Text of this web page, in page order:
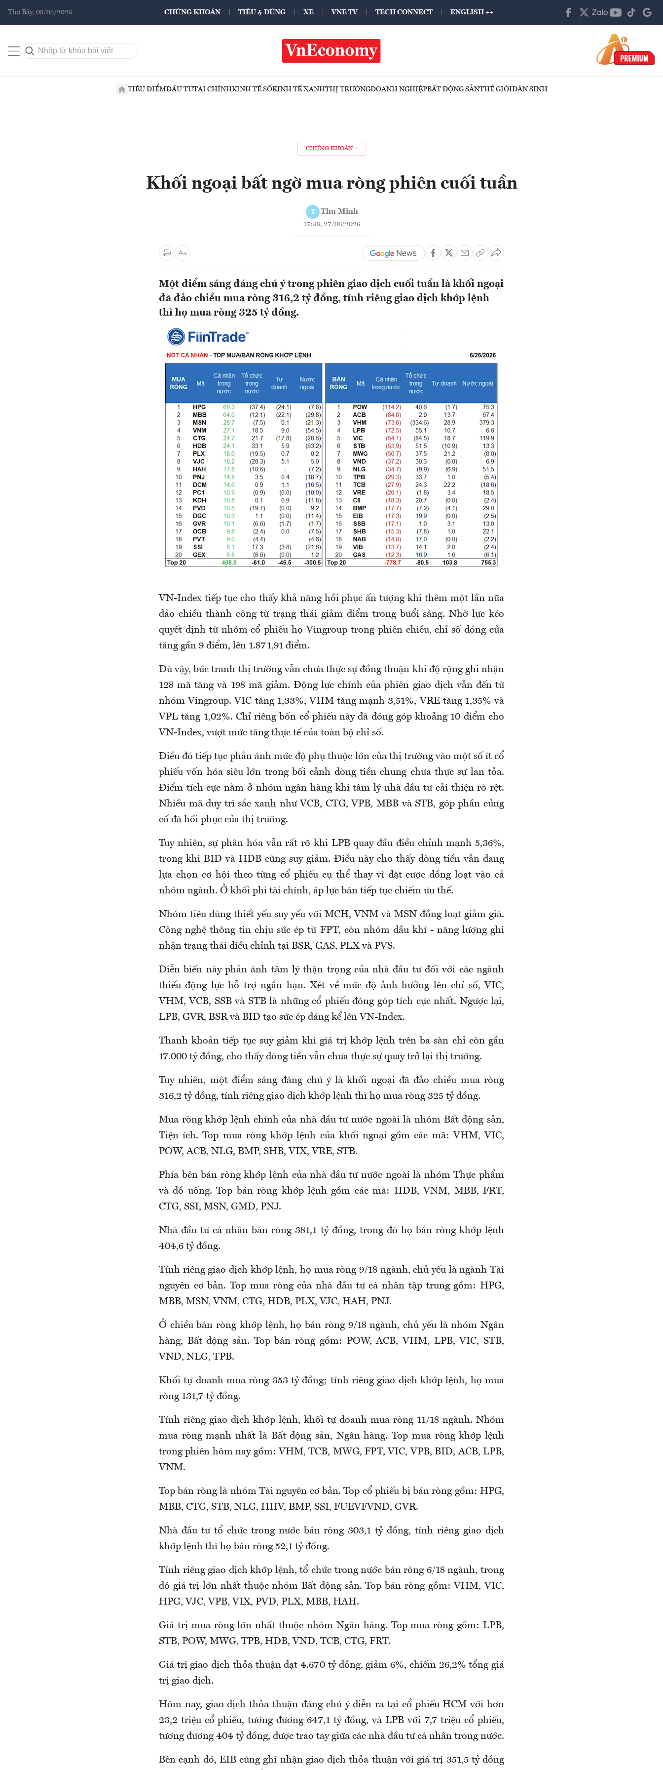
Thứ Bảy, 08/08/2026 CHỨNG KHOÁN TIÊU & DÙNG XE VNE TV TECH CONNECT ENGLISH ++
TIÊU ĐIỂMĐẦU TƯTÀI CHÍNHKINH TẾ SỐKINH TẾ XANHTHỊ TRƯỜNGDOANH NGHIỆPBẤT ĐỘNG SẢNTHẾ GIỚIDÂN SINH
CHỨNG KHOÁN
Khối ngoại bất ngờ mua ròng phiên cuối tuần
T Thu Minh
17:38, 27/06/2026
Một điểm sáng đáng chú ý trong phiên giao dịch cuối tuần là khối ngoại
đã đảo chiều mua ròng 316,2 tỷ đồng, tính riêng giao dịch khớp lệnh
thì họ mua ròng 325 tỷ đồng.
VN-Index tiếp tục cho thấy khả năng hồi phục ấn tượng khi thêm một lần nữa
đảo chiều thành công từ trạng thái giảm điểm trong buổi sáng. Nhờ lực kéo
quyết định từ nhóm cổ phiếu họ Vingroup trong phiên chiều, chỉ số đóng cửa
tăng gần 9 điểm, lên 1.871,91 điểm.
Dù vậy, bức tranh thị trường vẫn chưa thực sự đồng thuận khi độ rộng ghi nhận
128 mã tăng và 198 mã giảm. Động lực chính của phiên giao dịch vẫn đến từ
nhóm Vingroup. VIC tăng 1,33%, VHM tăng mạnh 3,51%, VRE tăng 1,35% và
VPL tăng 1,02%. Chỉ riêng bốn cổ phiếu này đã đóng góp khoảng 10 điểm cho
VN-Index, vượt mức tăng thực tế của toàn bộ chỉ số.
Điều đó tiếp tục phản ánh mức độ phụ thuộc lớn của thị trường vào một số ít cổ
phiếu vốn hóa siêu lớn trong bối cảnh dòng tiền chung chưa thực sự lan tỏa.
Điểm tích cực nằm ở nhóm ngân hàng khi tâm lý nhà đầu tư cải thiện rõ rệt.
Nhiều mã duy trì sắc xanh như VCB, CTG, VPB, MBB và STB, góp phần củng
cố đà hồi phục của thị trường.
Tuy nhiên, sự phân hóa vẫn rất rõ khi LPB quay đầu điều chỉnh mạnh 5,36%,
trong khi BID và HDB cũng suy giảm. Điều này cho thấy dòng tiền vẫn đang
lựa chọn cơ hội theo từng cổ phiếu cụ thể thay vì đặt cược đồng loạt vào cả
nhóm ngành. Ở khối phi tài chính, áp lực bán tiếp tục chiếm ưu thế.
Nhóm tiêu dùng thiết yếu suy yếu với MCH, VNM và MSN đồng loạt giảm giá.
Công nghệ thông tin chịu sức ép từ FPT, còn nhóm dầu khí - năng lượng ghi
nhận trạng thái điều chỉnh tại BSR, GAS, PLX và PVS.
Diễn biến này phản ánh tâm lý thận trọng của nhà đầu tư đối với các ngành
thiếu động lực hỗ trợ ngắn hạn. Xét về mức độ ảnh hưởng lên chỉ số, VIC,
VHM, VCB, SSB và STB là những cổ phiếu đóng góp tích cực nhất. Ngược lại,
LPB, GVR, BSR và BID tạo sức ép đáng kể lên VN-Index.
Thanh khoản tiếp tục suy giảm khi giá trị khớp lệnh trên ba sàn chỉ còn gần
17.000 tỷ đồng, cho thấy dòng tiền vẫn chưa thực sự quay trở lại thị trường.
Tuy nhiên, một điểm sáng đáng chú ý là khối ngoại đã đảo chiều mua ròng
316,2 tỷ đồng, tính riêng giao dịch khớp lệnh thì họ mua ròng 325 tỷ đồng.
Mua ròng khớp lệnh chính của nhà đầu tư nước ngoài là nhóm Bất động sản,
Tiện ích. Top mua ròng khớp lệnh của khối ngoại gồm các mã: VHM, VIC,
POW, ACB, NLG, BMP, SHB, VIX, VRE, STB.
Phía bên bán ròng khớp lệnh của nhà đầu tư nước ngoài là nhóm Thực phẩm
và đồ uống. Top bán ròng khớp lệnh gồm các mã: HDB, VNM, MBB, FRT,
CTG, SSI, MSN, GMD, PNJ.
Nhà đầu tư cá nhân bán ròng 381,1 tỷ đồng, trong đó họ bán ròng khớp lệnh
404,6 tỷ đồng.
Tính riêng giao dịch khớp lệnh, họ mua ròng 9/18 ngành, chủ yếu là ngành Tài
nguyên cơ bản. Top mua ròng của nhà đầu tư cá nhân tập trung gồm: HPG,
MBB, MSN, VNM, CTG, HDB, PLX, VJC, HAH, PNJ.
Ở chiều bán ròng khớp lệnh, họ bán ròng 9/18 ngành, chủ yếu là nhóm Ngân
hàng, Bất động sản. Top bán ròng gồm: POW, ACB, VHM, LPB, VIC, STB,
VND, NLG, TPB.
Khối tự doanh mua ròng 353 tỷ đồng; tính riêng giao dịch khớp lệnh, họ mua
ròng 131,7 tỷ đồng.
Tính riêng giao dịch khớp lệnh, khối tự doanh mua ròng 11/18 ngành. Nhóm
mua ròng mạnh nhất là Bất động sản, Ngân hàng. Top mua ròng khớp lệnh
trong phiên hôm nay gồm: VHM, TCB, MWG, FPT, VIC, VPB, BID, ACB, LPB,
VNM.
Top bán ròng là nhóm Tài nguyên cơ bản. Top cổ phiếu bị bán ròng gồm: HPG,
MBB, CTG, STB, NLG, HHV, BMP, SSI, FUEVFVND, GVR.
Nhà đầu tư tổ chức trong nước bán ròng 303,1 tỷ đồng, tính riêng giao dịch
khớp lệnh thì họ bán ròng 52,1 tỷ đồng.
Tính riêng giao dịch khớp lệnh, tổ chức trong nước bán ròng 6/18 ngành, trong
đó giá trị lớn nhất thuộc nhóm Bất động sản. Top bán ròng gồm: VHM, VIC,
HPG, VJC, VPB, VIX, PVD, PLX, MBB, HAH.
Giá trị mua ròng lớn nhất thuộc nhóm Ngân hàng. Top mua ròng gồm: LPB,
STB, POW, MWG, TPB, HDB, VND, TCB, CTG, FRT.
Giá trị giao dịch thỏa thuận đạt 4.670 tỷ đồng, giảm 6%, chiếm 26,2% tổng giá
trị giao dịch.
Hôm nay, giao dịch thỏa thuận đáng chú ý diễn ra tại cổ phiếu HCM với hơn
23,2 triệu cổ phiếu, tương đương 647,1 tỷ đồng, và LPB với 7,7 triệu cổ phiếu,
tương đương 404 tỷ đồng, được trao tay giữa các nhà đầu tư cá nhân trong nước.
Bên cạnh đó, EIB cũng ghi nhận giao dịch thỏa thuận với giá trị 351,5 tỷ đồng